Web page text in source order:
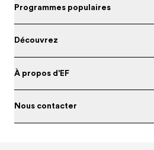
Programmes populaires
Découvrez
À propos d'EF
Nous contacter